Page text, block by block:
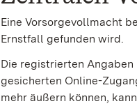
Eine Vorsorgevollmacht
Ernstfall gefunden wird.
Die registrierten
gesicherten Online-
mehr äußern können,